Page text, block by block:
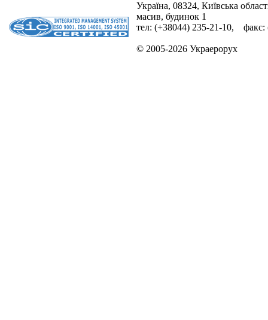
Україна, 08324, Київська
масив, будинок 1
тел: (+38044) 235-21-10, факс:
© 2005-2026 Украерорух